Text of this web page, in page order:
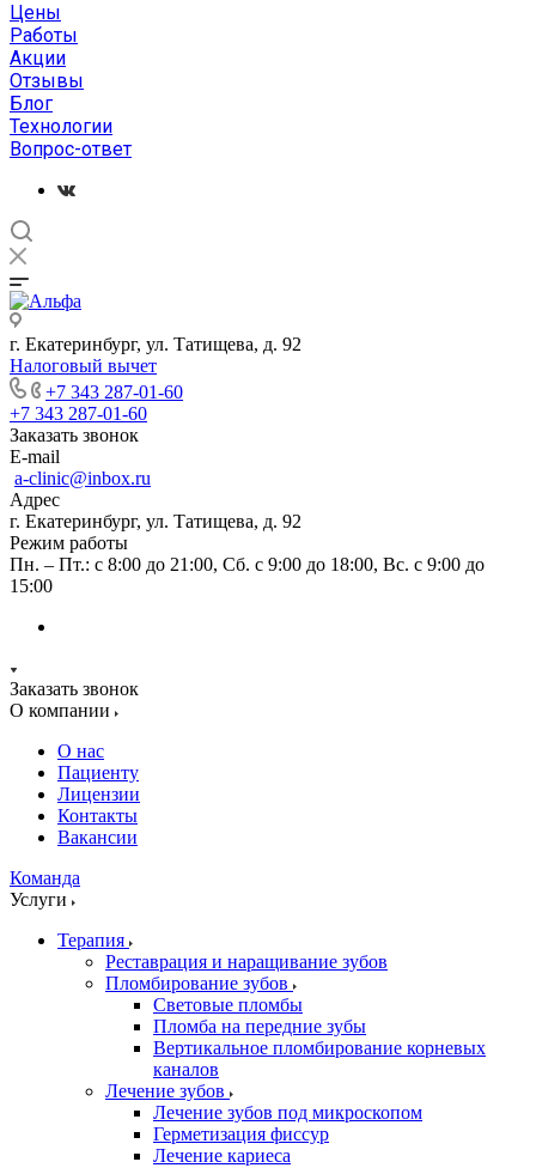
Цены
Работы
Акции
Отзывы
Блог
Технологии
Вопрос-ответ
г. Екатеринбург, ул. Татищева, д. 92
Налоговый вычет
+7 343 287-01-60
+7 343 287-01-60
Заказать звонок
E-mail
a-clinic@inbox.ru
Адрес
г. Екатеринбург, ул. Татищева, д. 92
Режим работы
Пн. – Пт.: с 8:00 до 21:00, Сб. с 9:00 до 18:00, Вс. с 9:00 до
15:00
Заказать звонок
О компании
О нас
Пациенту
Лицензии
Контакты
Вакансии
Команда
Услуги
Терапия
Реставрация и наращивание зубов
Пломбирование зубов
Световые пломбы
Пломба на передние зубы
Вертикальное пломбирование корневых
каналов
Лечение зубов
Лечение зубов под микроскопом
Герметизация фиссур
Лечение кариеса